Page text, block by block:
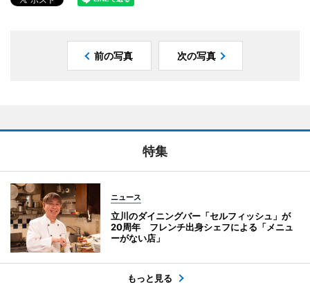
前の写真 次の写真
特集
ニュース
立川のダイニングバー「セルフィッシュ」が
20周年 フレンチ出身シェフによる「メニュ
ーがない店」
もっと見る